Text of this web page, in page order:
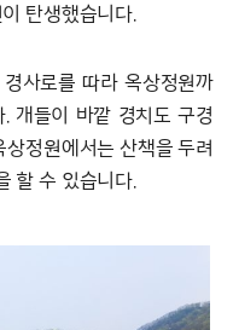
탄생했습니다.
사로를 따라 옥상정원까
개들이 바깥 경치도 구경
정원에서는 산책을 두려
할 수 있습니다.